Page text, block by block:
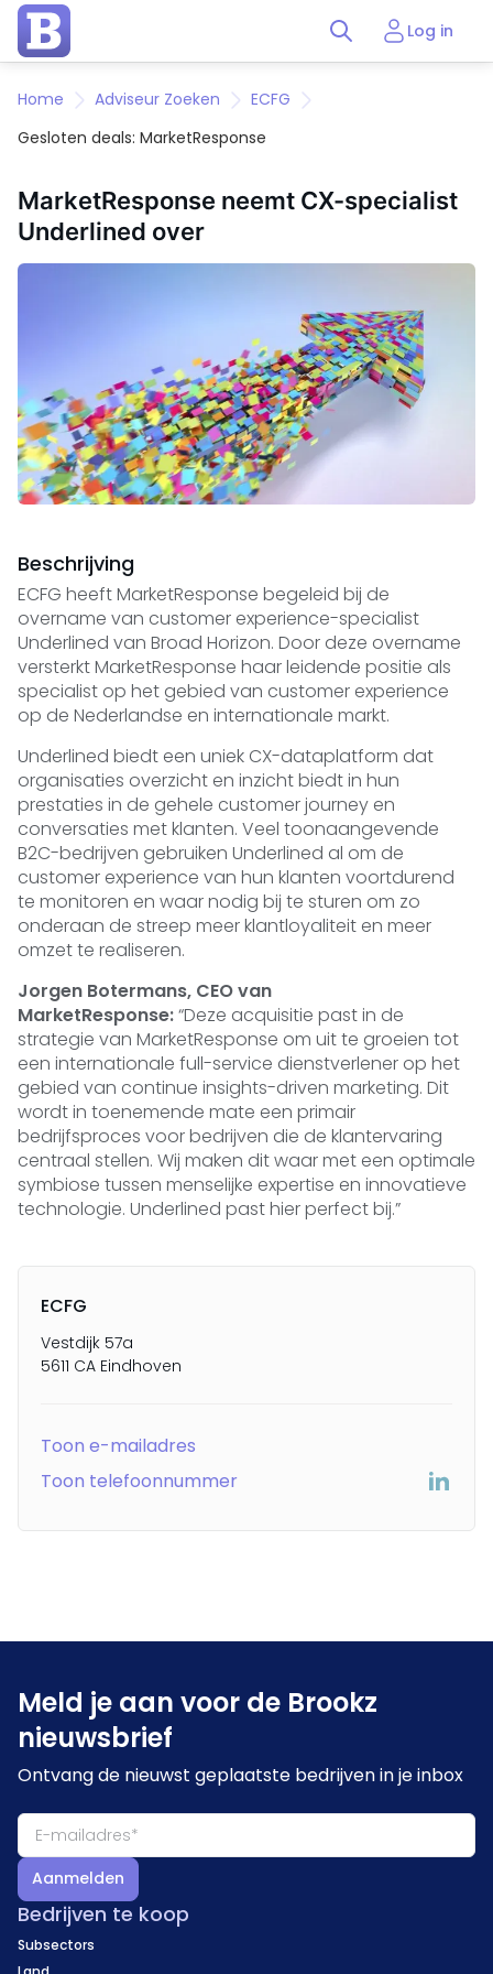
Log in
Home Adviseur Zoeken
ECFG
Gesloten deals: MarketResponse
MarketResponse neemt CX-specialist
Underlined over
Beschrijving
ECFG heeft MarketResponse begeleid bij de
overname van customer experience-specialist
Underlined van Broad Horizon. Door deze overname
versterkt MarketResponse haar leidende positie als
specialist op het gebied van customer experience
op de Nederlandse en internationale markt.
Underlined biedt een uniek CX-dataplatform dat
organisaties overzicht en inzicht biedt in hun
prestaties in de gehele customer journey en
conversaties met klanten. Veel toonaangevende
B2C-bedrijven gebruiken Underlined al om de
customer experience van hun klanten voortdurend
te monitoren en waar nodig bij te sturen om zo
onderaan de streep meer klantloyaliteit en meer
omzet te realiseren.
Jorgen Botermans, CEO van
MarketResponse:“Deze acquisitie past in de
strategie van MarketResponse om uit te groeien tot
een internationale full-service dienstverlener op het
gebied van continue insights-driven marketing. Dit
wordt in toenemende mate een primair
bedrijfsproces voor bedrijven die de klantervaring
centraal stellen. Wij maken dit waar met een optimale
symbiose tussen menselijke expertise en innovatieve
technologie. Underlined past hier perfect bij.”
ECFG
Vestdijk 57a
5611 CA Eindhoven
Toon e-mailadres
Toon telefoonnummer
Meld je aan voor de Brookz
nieuwsbrief
Ontvang de nieuwst geplaatste bedrijven in je inbox
Aanmelden
Bedrijven te koop
Subsectors